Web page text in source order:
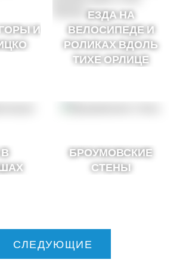
И
ЕЗДА НА
ВЕЛОСИПЕДЕ И
РОЛИКАХ ВДОЛЬ
ТИХЕ ОРЛИЦЕ
БРОУМОВСКИЕ
СТЕНЫ
СЛЕДУЮЩИЕ